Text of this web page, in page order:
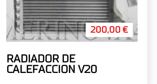
200,00 €
RADIADOR DE
CALEFACCION V20